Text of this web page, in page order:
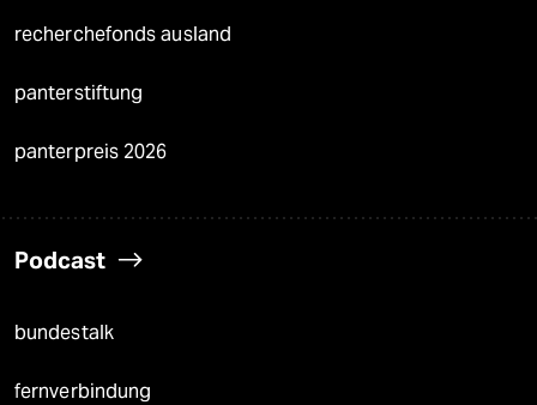
recherchefonds ausland
panterstiftung
panterpreis 2026
Podcast
bundestalk
fernverbindung